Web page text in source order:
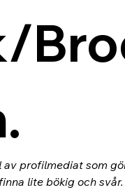
profilmediat som
lite bökig och